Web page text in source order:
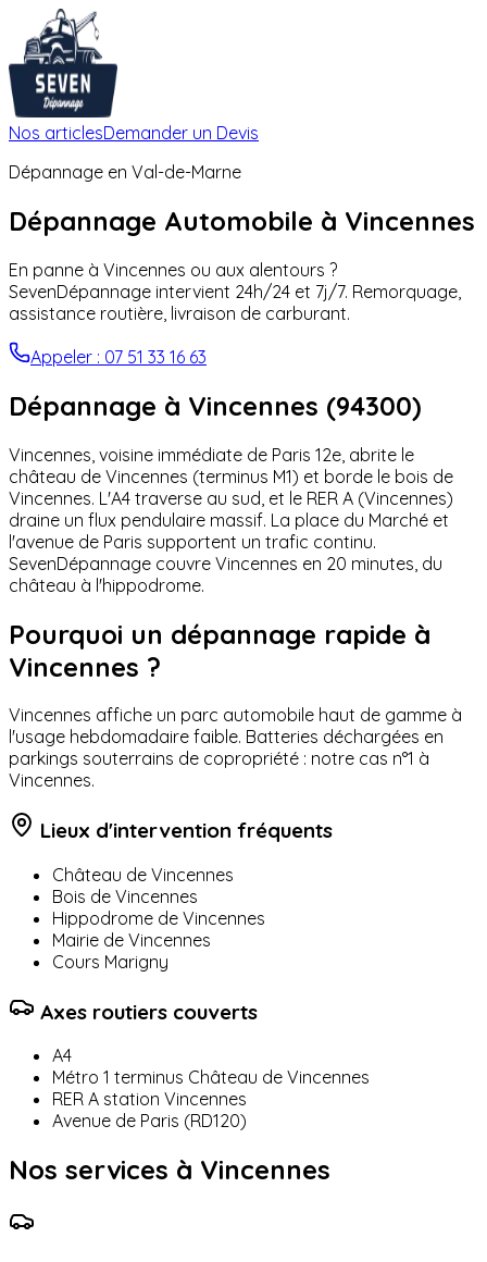
Nos articlesDemander un Devis
Dépannage en Val-de-Marne
Dépannage Automobile à Vincennes
En panne à Vincennes ou aux alentours ?
SevenDépannage intervient 24h/24 et 7j/7. Remorquage,
assistance routière, livraison de carburant.
Appeler : 07 51 33 16 63
Dépannage à Vincennes (94300)
Vincennes, voisine immédiate de Paris 12e, abrite le
château de Vincennes (terminus M1) et borde le bois de
Vincennes. L'A4 traverse au sud, et le RER A (Vincennes)
draine un flux pendulaire massif. La place du Marché et
l'avenue de Paris supportent un trafic continu.
SevenDépannage couvre Vincennes en 20 minutes, du
château à l'hippodrome.
Pourquoi un dépannage rapide à
Vincennes ?
Vincennes affiche un parc automobile haut de gamme à
l'usage hebdomadaire faible. Batteries déchargées en
parkings souterrains de copropriété : notre cas n°1 à
Vincennes.
Lieux d'intervention fréquents
Château de Vincennes
Bois de Vincennes
Hippodrome de Vincennes
Mairie de Vincennes
Cours Marigny
Axes routiers couverts
A4
Métro 1 terminus Château de Vincennes
RER A station Vincennes
Avenue de Paris (RD120)
Nos services à Vincennes